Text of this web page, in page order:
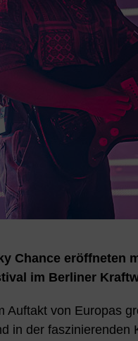
Chance eröffneten
im Berliner
Auftakt von Europas
in der faszinierenden